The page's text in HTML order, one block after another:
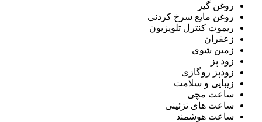
روغن گیر
روغن مایع سرخ کردنی
ریموت کنترل تلویزیون
زعفران
زمین شوی
زود پز
زودپز روگازی
زیبایی و سلامت
ساعت مچی
ساعت های تزئینی
ساعت هوشمند